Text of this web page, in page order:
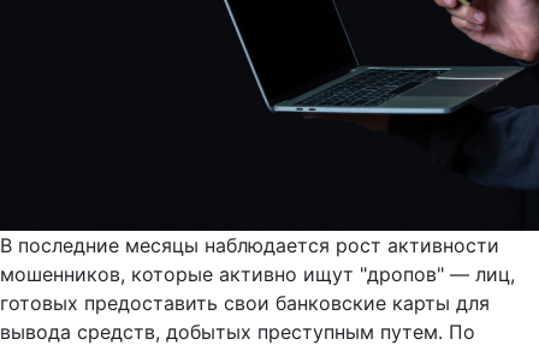
В последние месяцы наблюдается рост активности
мошенников, которые активно ищут "дропов" — лиц,
готовых предоставить свои банковские карты для
вывода средств, добытых преступным путем. По